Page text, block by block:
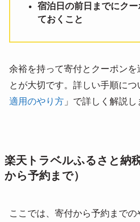
宿泊日の前日までにク
ておくこと
余裕を持って寄付とクーポンを
とが大切です。詳しい手順につ
適用のやり方」で詳しく解説し
楽天トラベルふるさと納
から予約まで）
ここでは、寄付から予約まで